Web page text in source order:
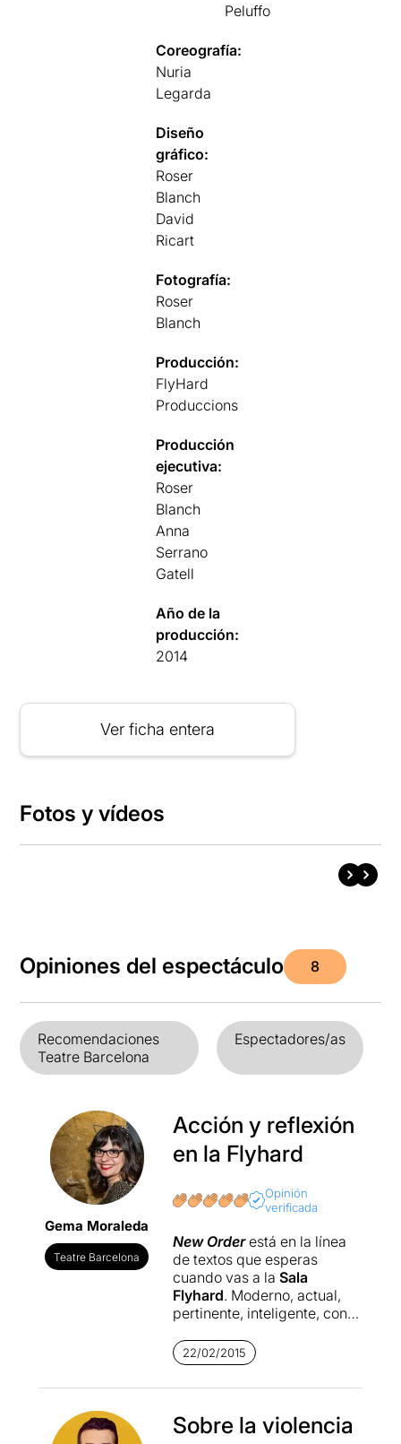
Peluffo
Coreografía:
Nuria
Legarda
Diseño
gráfico:
Roser
Blanch
David
Ricart
Fotografía:
Roser
Blanch
Producción:
FlyHard
Produccions
Producción
ejecutiva:
Roser
Blanch
Anna
Serrano
Gatell
Año de la
producción:
2014
Ver ficha entera
Fotos y vídeos
Opiniones del espectáculo 8
Recomendaciones
Teatre Barcelona
Espectadores/as
Gema Moraleda
Teatre Barcelona
Acción y reflexión
en la Flyhard
Opinión
verificada
New Order está en la línea
de textos que esperas
cuando vas a la Sala
Flyhard. Moderno, actual,
pertinente, inteligente, con
cargado de sentido, de
aquellos que cuando sales
tienes que buscar un bar
Pompermayer es el autor de
este texto que toca un tema
22/02/2015
Sobre la violencia